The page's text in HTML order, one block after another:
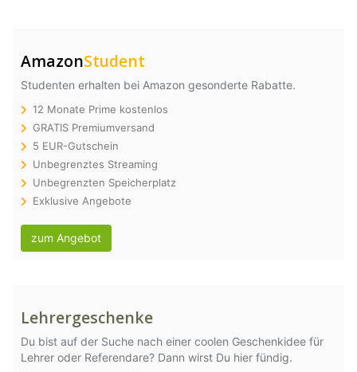
AmazonStudent
Studenten erhalten bei Amazon gesonderte Rabatte.
12 Monate Prime kostenlos
GRATIS Premiumversand
5 EUR-Gutschein
Unbegrenztes Streaming
Unbegrenzten Speicherplatz
Exklusive Angebote
zum Angebot
Lehrergeschenke
Du bist auf der Suche nach einer coolen Geschenkidee für
Lehrer oder Referendare? Dann wirst Du hier fündig.